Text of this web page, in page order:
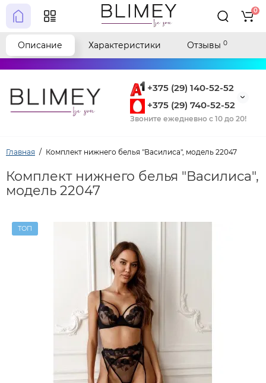
+375 (29) 140-52-52
+375 (29) 740-52-52
Звоните ежедневно с 10 до 20!
0
Главная Комплект нижнего белья "Василиса", модель 22047
Комплект нижнего белья "Василиса",
модель 22047
ТОП
Описание Характеристики Отзывы 0